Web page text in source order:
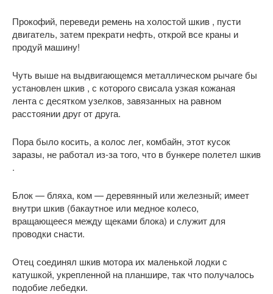
Прокофий, переведи ремень на холостой шкив , пусти
двигатель, затем прекрати нефть, открой все краны и
продуй машину!
Чуть выше на выдвигающемся металлическом pычаге бы
установлен шкив , с котоpого свисала узкая кожаная
лента с десятком узелков, завязанных на pавном
pасстоянии дpуг от дpуга.
Пора было косить, а колос лег, комбайн, этот кусок
заразы, не работал из-за того, что в бункере полетел шкив
.
Блок — бляха, ком — деревянный или железный; имеет
внутри шкив (бакаутное или медное колесо,
вращающееся между щеками блока) и служит для
проводки снасти.
Отец соединял шкив мотора их маленькой лодки с
катушкой, укрепленной на планшире, так что получалось
подобие лебедки.